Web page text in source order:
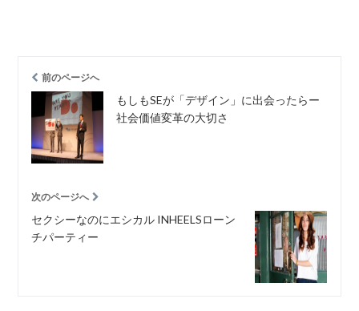
前のページへ
もしもSEが「デザイン」に出会ったらー
社会価値変革の大切さ
次のページへ
セクシーなのにエシカル INHEELSローン
チパーティー